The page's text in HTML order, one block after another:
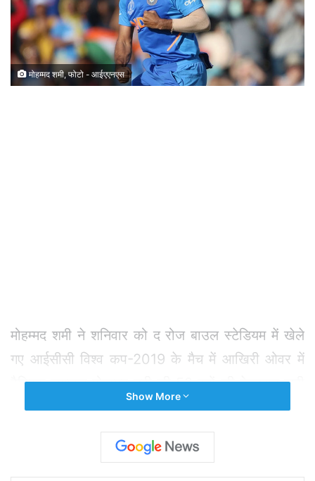
मोहम्मद शमी, फोटो - आईएएनएस
मोहम्मद शमी ने शनिवार को द रोज बाउल स्टेडियम में खेले
गए आईसीसी विश्व कप-2019 के मैच में आखिरी ओवर में
हैट्रिक लगाकर मोहम्मद नबी की 52 रनों की बेहतरान पारी
पर पानी फेर भारत को अफगानिस्तान के खिलाफ 11 रनों से
Show More